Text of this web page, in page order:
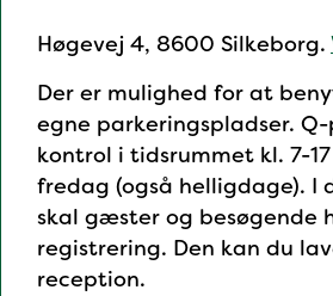
Høgevej 4, 8600 Silkeborg.
Der er mulighed for at
egne parkeringspladser.
kontrol i tidsrummet kl. 7-
fredag (også helligdage). I
skal gæster og besøgende
registrering. Den kan du
reception.